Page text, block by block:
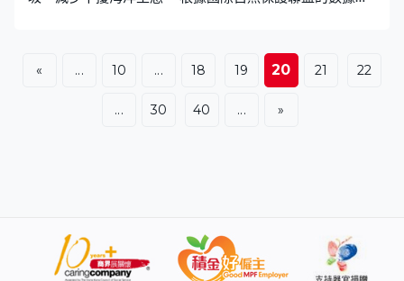
能系統研究所在自然界尋找靈感，研發出一款機械水母，
清理海洋深處的污染物。 機械水母約等於手掌大，內置的
6個電動液壓驅動器，扮演「人工肌肉」的角色，可以收縮
作，也可以聯同其他機械人搬運較大型的垃圾，目前研究
人員正探討其無線充電的可能性，研究已刊登於《科學進
展》期刊。
« ... 10 ... 18 19 20 21 22
... 30 40 ... »